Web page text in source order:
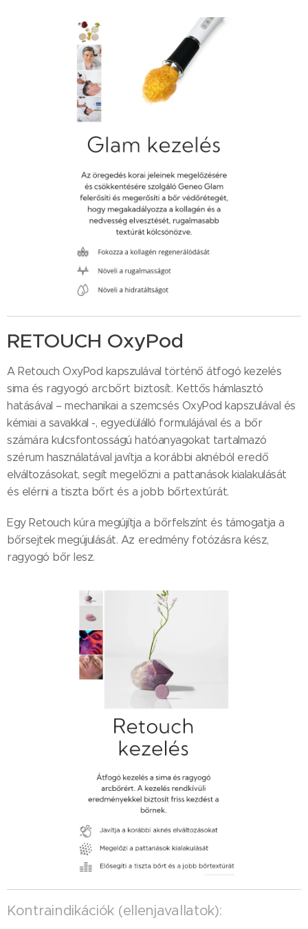
RETOUCH OxyPod
A Retouch OxyPod kapszulával történő átfogó kezelés
sima és ragyogó arcbőrt biztosít. Kettős hámlasztó
hatásával – mechanikai a szemcsés OxyPod kapszulával és
kémiai a savakkal -, egyedülálló formulájával és a bőr
számára kulcsfontosságú hatóanyagokat tartalmazó
szérum használatával javítja a korábbi aknéból eredő
elváltozásokat, segít megelőzni a pattanások kialakulását
és elérni a tiszta bőrt és a jobb bőrtextúrát.
Egy Retouch kúra megújítja a bőrfelszínt és támogatja a
bőrsejtek megújulását. Az eredmény fotózásra kész,
ragyogó bőr lesz.
Kontraindikációk (ellenjavallatok):